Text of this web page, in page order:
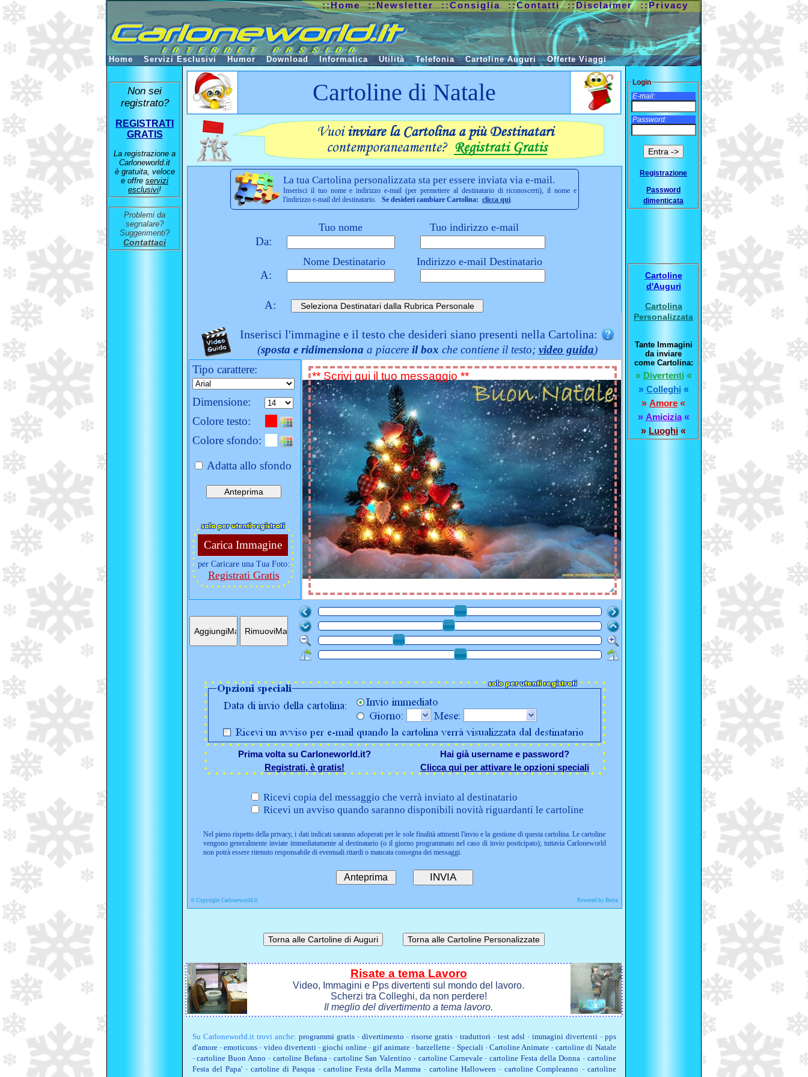
Cartoline di Natale
La tua Cartolina personalizzata sta per essere inviata via e-mail.
Inserisci il tuo nome e indirizzo e-mail (per permettere al destinatario di riconoscerti), il nome e
l'indirizzo e-mail del destinatario. Se desideri cambiare Cartolina: clicca qui.
Tuo nome Tuo indirizzo e-mail
Da:
Nome Destinatario Indirizzo e-mail Destinatario
A:
A:
Inserisci l'immagine e il testo che desideri siano presenti nella Cartolina:
(sposta e ridimensiona a piacere il box che contiene il testo; video guida)
Tipo carattere:
Dimensione:
Colore testo:
Colore sfondo:
Adatta allo sfondo
Carica Immagine
per Caricare una Tua Foto:
Registrati Gratis
Prima volta su Carloneworld.it?
Registrati, è gratis!
Hai già username e password?
Clicca qui per attivare le opzioni speciali
Ricevi copia del messaggio che verrà inviato al destinatario
Ricevi un avviso quando saranno disponibili novità riguardanti le cartoline
Nel pieno rispetto della privacy, i dati indicati saranno adoperati per le sole finalità attinenti l'invio e la gestione di questa cartolina. Le cartoline
vengono generalmente inviate immediatamente al destinatario (o il giorno programmato nel caso di invio posticipato); tuttavia Carloneworld
non potrà essere ritenuto responsabile di eventuali ritardi o mancata consegna dei messaggi.
© Copyright Carloneworld.it Powered by Butta
Risate a tema Lavoro
Video, Immagini e Pps divertenti sul mondo del lavoro.
Scherzi tra Colleghi, da non perdere!
Il meglio del divertimento a tema lavoro.
Su Carloneworld.ittrovi anche: programmi gratis- divertimento - risorse gratis- traduttori- test adsl- immagini divertenti- pps
d'amore-emoticons - video divertenti-giochi online-gif animate-barzellette - Speciali-Cartoline Animate - cartoline di Natale
-cartoline Buon Anno - cartoline Befana-cartoline San Valentino - cartoline Carnevale-cartoline Festa della Donna- cartoline
Festa del Papa'- cartoline di Pasqua- cartoline Festa della Mamma -cartoline Halloween -cartoline Compleanno - cartoline
Non sei
registrato?
REGISTRATI
GRATIS
La registrazione a
Carloneworld.it
è gratuita, veloce
e offre servizi
esclusivi!
Problemi da
segnalare?
Suggerimenti?
Contattaci
Login
E-mail:
Password:
Registrazione
Password
dimenticata
Cartoline
d'Auguri
Cartolina
Personalizzata
Tante Immagini
da inviare
come Cartolina:
» Divertenti «
» Colleghi «
» Amore «
» Amicizia«
» Luoghi «
::Home ::Newsletter ::Consiglia ::Contatti ::Disclaimer ::Privacy
Home Servizi Esclusivi Humor Download Informatica Utilità Telefonia Cartoline Auguri Offerte Viaggi